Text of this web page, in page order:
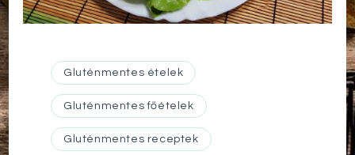
Gluténmentes ételek
Gluténmentes főételek
Gluténmentes receptek